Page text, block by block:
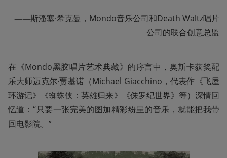
——斯潘塞·希克曼，Mondo音乐公司和Death Waltz唱片
公司的联合创意总监
在《Mondo黑胶唱片艺术典藏》的序言中，奥斯卡获奖配
乐大师迈克尔·贾基诺（Michael Giacchino，代表作《飞屋
环游记》《蜘蛛侠：英雄归来》《侏罗纪世界》等）深情回
忆道：“只要一张完美的图加精彩纷呈的音乐，就能把我带
回电影院。”